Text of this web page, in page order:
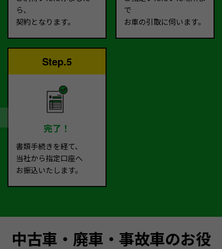
ら、
契約となります。
で
お車の引取に伺います。
Step.5
完了！
書類手続きを経て、
当社から指定口座へ
お振込いたします。
中古車・廃車・事故車のお役